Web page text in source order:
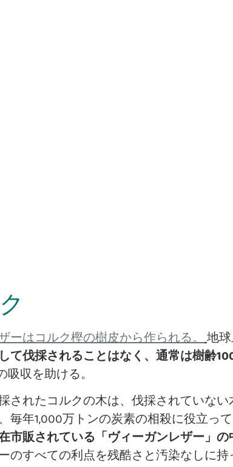
ーはコルク樫の樹皮から作られる。 地
て伐採されることはなく、通常は樹齢
吸収を助ける。
されたコルクの木は、伐採されていな
毎年1,000万トンの炭素の相殺に役立っ
市販されている「ヴィーガンレザー」
のすべての利点を残酷さと汚染なしに持